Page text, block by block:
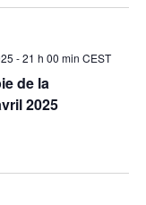
de la
2025
- 21 h 00 min CEST